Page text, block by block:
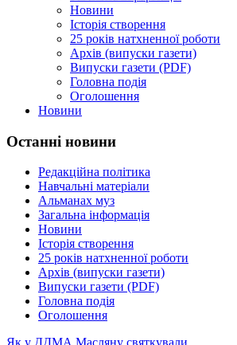
Новини
Історія створення
25 років натхненної роботи
Архів (випуски газети)
Випуски газети (PDF)
Головна подія
Оголошення
Новини
Останні новини
Редакційна політика
Навчальні матеріали
Альманах муз
Загальна інформація
Новини
Історія створення
25 років натхненної роботи
Архів (випуски газети)
Випуски газети (PDF)
Головна подія
Оголошення